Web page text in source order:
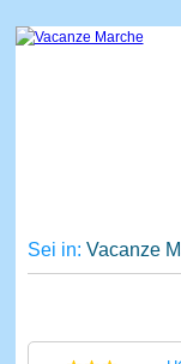
Sei in: Vacanze